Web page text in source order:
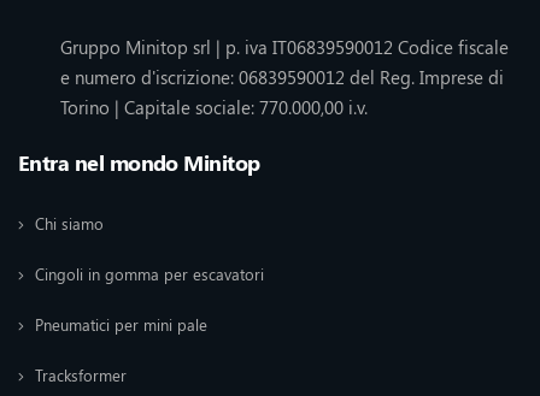
Gruppo Minitop srl | p. iva IT06839590012 Codice fiscale
e numero d'iscrizione: 06839590012 del Reg. Imprese di
Torino | Capitale sociale: 770.000,00 i.v.
Entra nel mondo Minitop
Chi siamo
Cingoli in gomma per escavatori
Pneumatici per mini pale
Tracksformer